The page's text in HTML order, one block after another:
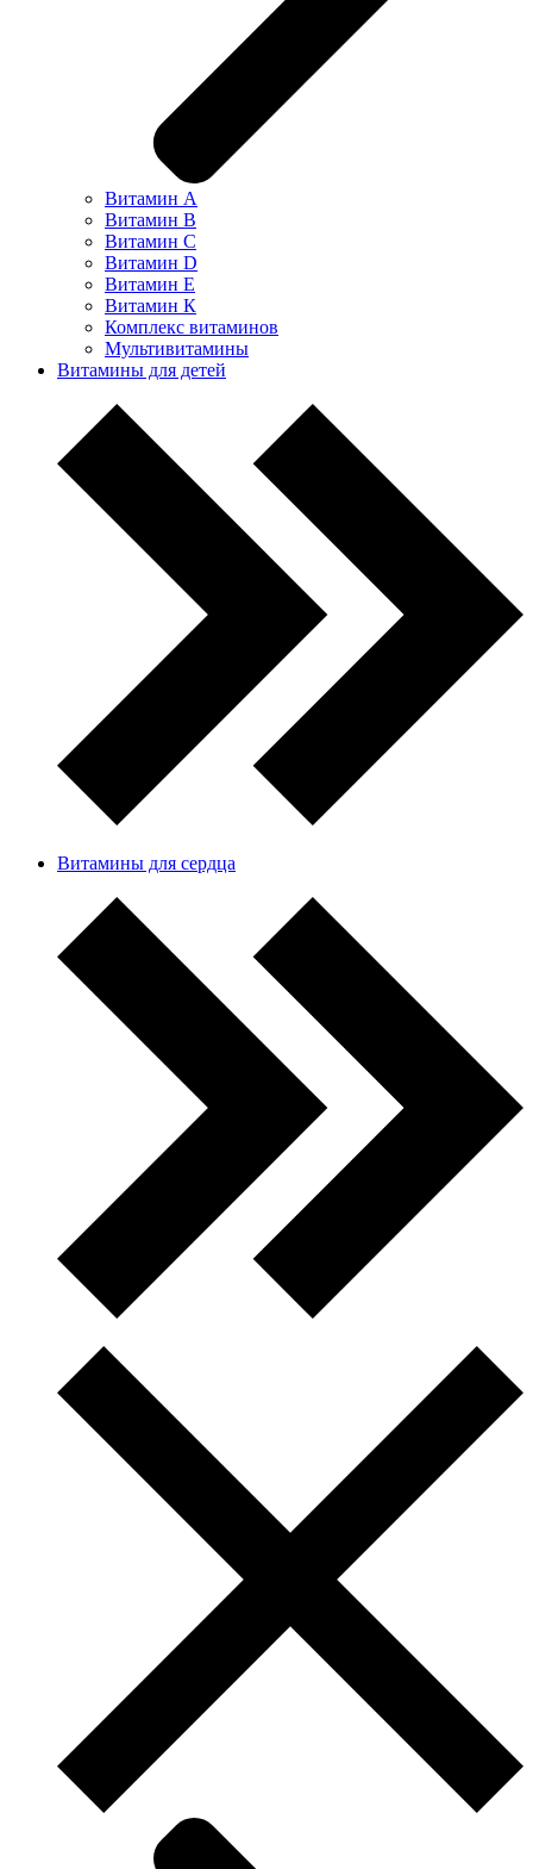
Витамин А
Витамин В
Витамин С
Витамин D
Витамин Е
Витамин К
Комплекс витаминов
Мультивитамины
Витамины для детей
Витамины для сердца